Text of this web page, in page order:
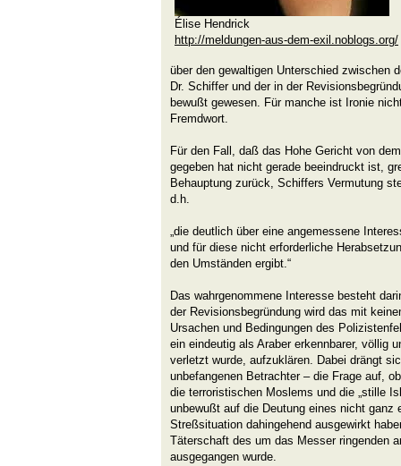
Élise Hendrick
http://meldungen-aus-dem-exil.noblogs.org/
über den gewaltigen Unterschied zwischen
Dr. Schiffer und der in der
bewußt gewesen. Für manche ist Ironie
Fremdwort.
Für den Fall, daß das Hohe Gericht von
gegeben hat nicht gerade beeindruckt ist,
Behauptung zurück, Schiffers Vermutung
d.h.
„die deutlich über eine angemessene
und für diese nicht erforderliche
den Umständen ergibt.“
Das wahrgenommene Interesse besteht
der Revisionsbegründung wird das mit
Ursachen und Bedingungen des
ein eindeutig als Araber erkennbarer, völlig
verletzt wurde, aufzuklären. Dabei drängt
unbefangenen Betrachter – die Frage auf,
die terroristischen Moslems und die „stille
unbewußt auf die Deutung eines nicht ganz
Streßsituation dahingehend ausgewirkt
Täterschaft des um das Messer ringenden
ausgegangen wurde.